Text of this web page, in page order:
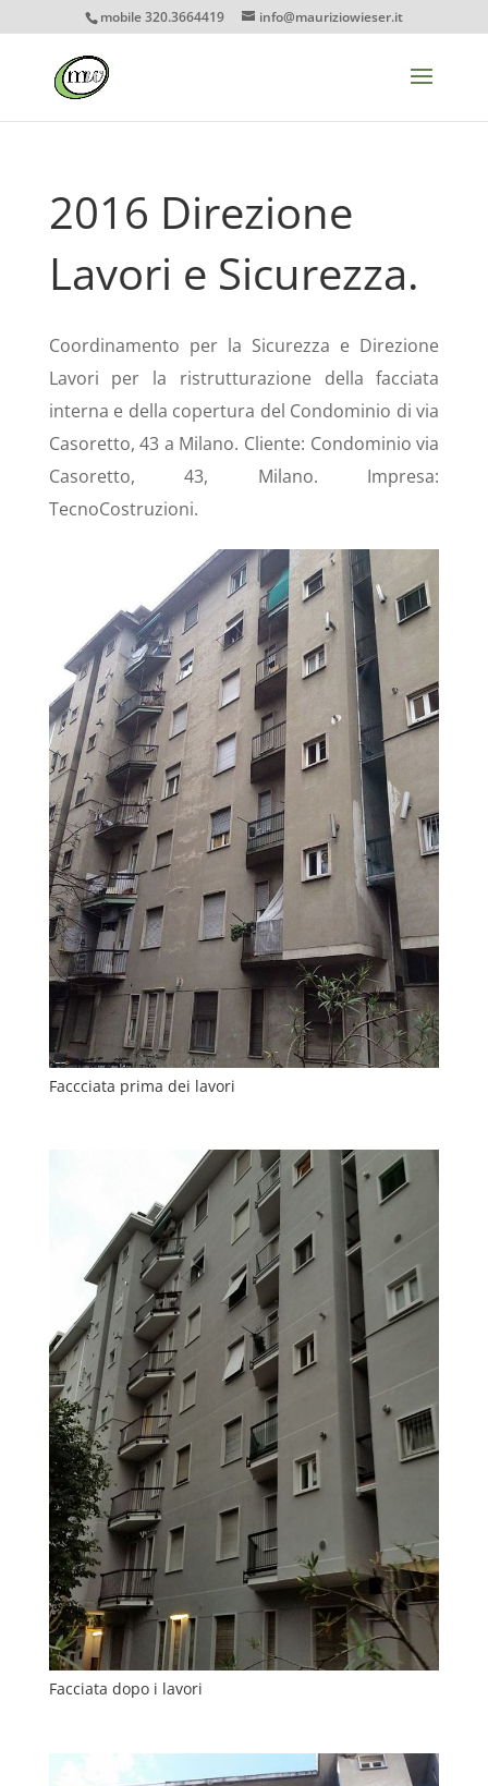
mobile 320.3664419 info@mauriziowieser.it
2016 Direzione
Lavori e Sicurezza.
Coordinamento per la Sicurezza e Direzione
Lavori per la ristrutturazione della facciata
interna e della copertura del Condominio di via
Casoretto, 43 a Milano. Cliente: Condominio via
Casoretto, 43, Milano. Impresa:
TecnoCostruzioni.
Faccciata prima dei lavori
Facciata dopo i lavori